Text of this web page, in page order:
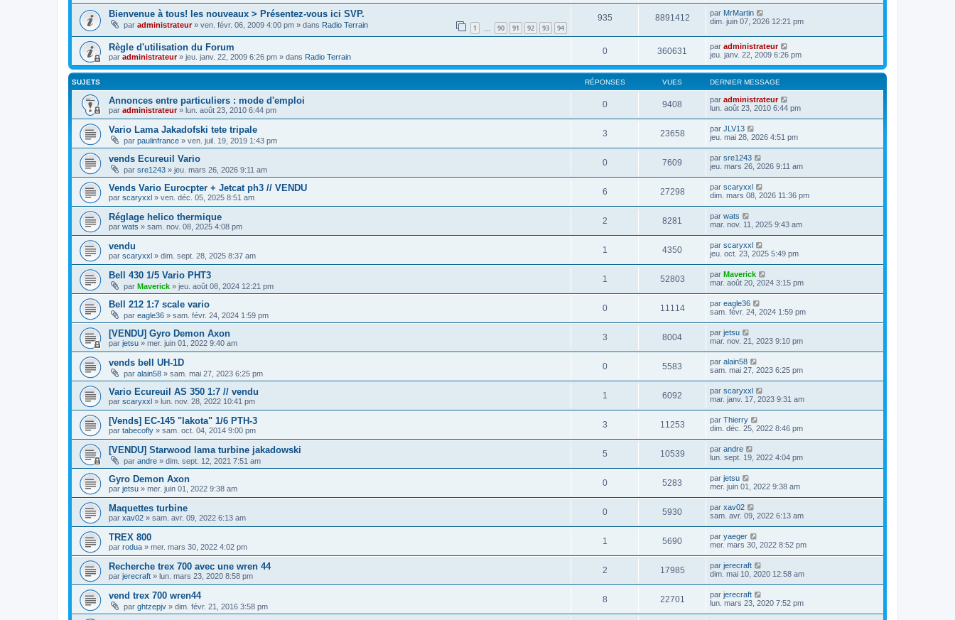
Bienvenue à tous! les nouveaux > Présentez-vous ici SVP.
par administrateur» ven. févr. 06, 2009 4:00 pm » dans Radio Terrain 1 90 91 92 93 94
935 8891412 par MrMartin
dim. juin 07, 2026 12:21 pm
Règle d'utilisation du Forum
par administrateur» jeu. janv. 22, 2009 6:26 pm » dans Radio Terrain
0 360631 par administrateur
jeu. janv. 22, 2009 6:26 pm
SUJETS RÉPONSES VUES DERNIER MESSAGE
Annonces entre particuliers : mode d'emploi
par administrateur» lun. août 23, 2010 6:44 pm
0 9408 par administrateur
lun. août 23, 2010 6:44 pm
Vario Lama Jakadofski tete tripale
par paulinfrance » ven. juil. 19, 2019 1:43 pm
3 23658 par JLV13
jeu. mai 28, 2026 4:51 pm
vends Ecureuil Vario
par sre1243 » jeu. mars 26, 2026 9:11 am
0 7609 par sre1243
jeu. mars 26, 2026 9:11 am
Vends Vario Eurocpter + Jetcat ph3 // VENDU
par scaryxxl » ven. déc. 05, 2025 8:51 am
6 27298 par scaryxxl
dim. mars 08, 2026 11:36 pm
Réglage helico thermique
par wats » sam. nov. 08, 2025 4:08 pm
2 8281 par wats
mar. nov. 11, 2025 9:43 am
vendu
par scaryxxl » dim. sept. 28, 2025 8:37 am
1 4350 par scaryxxl
jeu. oct. 23, 2025 5:49 pm
Bell 430 1/5 Vario PHT3
par Maverick » jeu. août 08, 2024 12:21 pm
1 52803 par Maverick
mar. août 20, 2024 3:15 pm
Bell 212 1:7 scale vario
par eagle36 » sam. févr. 24, 2024 1:59 pm
0 11114 par eagle36
sam. févr. 24, 2024 1:59 pm
[VENDU] Gyro Demon Axon
par jetsu » mer. juin 01, 2022 9:40 am
3 8004 par jetsu
mar. nov. 21, 2023 9:10 pm
vends bell UH-1D
par alain58 » sam. mai 27, 2023 6:25 pm
0 5583 par alain58
sam. mai 27, 2023 6:25 pm
Vario Ecureuil AS 350 1:7 // vendu
par scaryxxl » lun. nov. 28, 2022 10:41 pm
1 6092 par scaryxxl
mar. janv. 17, 2023 9:31 am
[Vends] EC-145 "lakota" 1/6 PTH-3
par tabecofly » sam. oct. 04, 2014 9:00 pm
3 11253 par Thierry
dim. déc. 25, 2022 8:46 pm
[VENDU] Starwood lama turbine jakadowski
par andre » dim. sept. 12, 2021 7:51 am
5 10539 par andre
lun. sept. 19, 2022 4:04 pm
Gyro Demon Axon
par jetsu » mer. juin 01, 2022 9:38 am
0 5283 par jetsu
mer. juin 01, 2022 9:38 am
Maquettes turbine
par xav02 » sam. avr. 09, 2022 6:13 am
0 5930 par xav02
sam. avr. 09, 2022 6:13 am
TREX 800
par rodua » mer. mars 30, 2022 4:02 pm
1 5690 par yaeger
mer. mars 30, 2022 8:52 pm
Recherche trex 700 avec une wren 44
par jerecraft » lun. mars 23, 2020 8:58 pm
2 17985 par jerecraft
dim. mai 10, 2020 12:58 am
vend trex 700 wren44
par ghtzepjv » dim. févr. 21, 2016 3:58 pm
8 22701 par jerecraft
lun. mars 23, 2020 7:52 pm